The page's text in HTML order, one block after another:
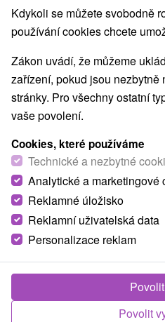
Ceník ONLINE přes e-shop
balík
dítě od 3 do
nedovŕšených
THERMAL
PACKET
(celodenní)
8€
SEA & FUN
PACKET
(celodenní)
11€
Celosezónní
AQUAPASS
Kdykoli se můžete svobodně
používání cookies chcete
Zákon uvádí, že můžeme
zařízení, pokud jsou nezbytně
stránky. Pro všechny ostatní
vaše povolení.
Cookies, které používáme
Technické a nezbytné
Analytické a marketingové
Reklamné úložisko
Reklamní uživatelská data
Personalizace reklam
Povolit